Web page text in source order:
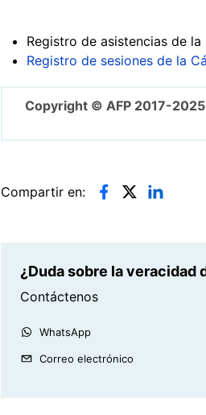
Registro de asistencias de
Registro de sesiones de la
Copyright © AFP 2017-
Compartir en:
¿Duda sobre la veracidad
Contáctenos
WhatsApp
Correo electrónico